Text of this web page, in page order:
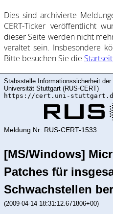
Dies sind ar­chi­vie­rte
CERT-Ticker ver­öf­fent­licht
dieser Sei­te wer­den nicht
ver­al­tet sein. Ins­be­son­de­re
Bitte be­such­en Sie die
Stabsstelle Informationssicherheit der
Universität Stuttgart (RUS-CERT)
https://cert.uni-
Meldung Nr: RUS-CERT-1533
[MS/Windows]
Patches für
Schwachstellen
(2009-04-14 18:31:12.671806+00)